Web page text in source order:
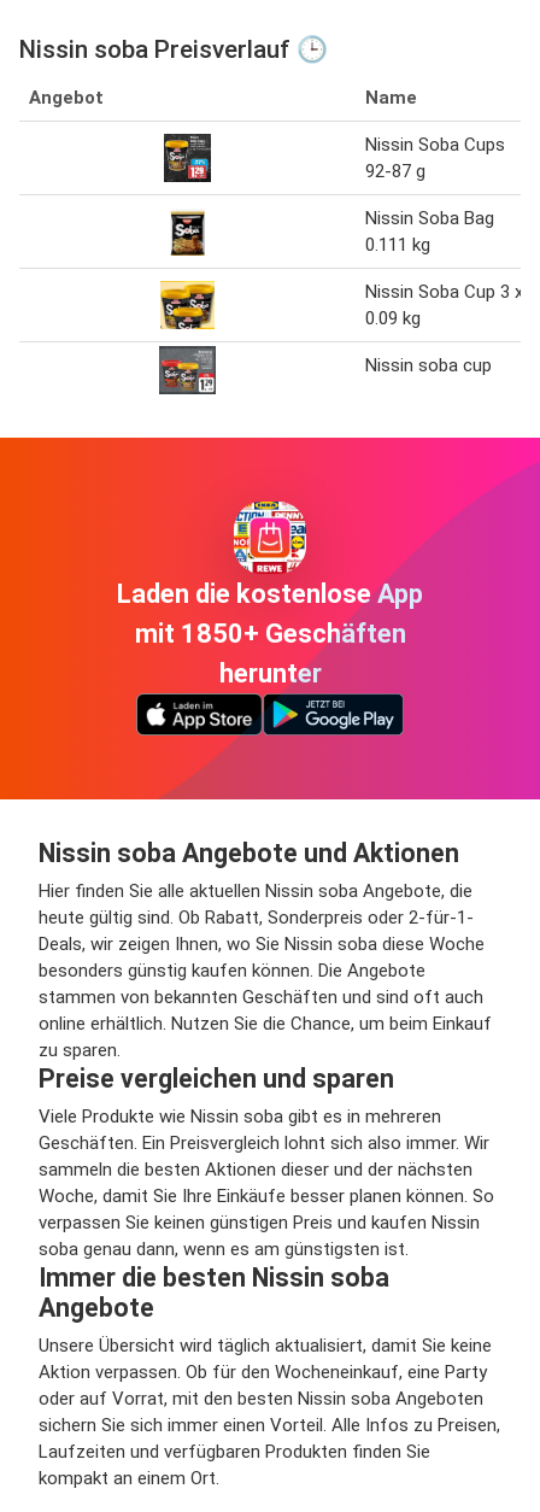
Nissin soba Preisverlauf 🕒
Angebot Name
Nissin Soba Cups
92-87 g
Nissin Soba Bag
0.111 kg
Nissin Soba Cup 3 x
0.09 kg
Nissin soba cup
Laden die kostenlose App
mit 1850+ Geschäften
herunter
Nissin soba Angebote und Aktionen
Hier finden Sie alle aktuellen Nissin soba Angebote, die
heute gültig sind. Ob Rabatt, Sonderpreis oder 2-für-1-
Deals, wir zeigen Ihnen, wo Sie Nissin soba diese Woche
besonders günstig kaufen können. Die Angebote
stammen von bekannten Geschäften und sind oft auch
online erhältlich. Nutzen Sie die Chance, um beim Einkauf
zu sparen.
Preise vergleichen und sparen
Viele Produkte wie Nissin soba gibt es in mehreren
Geschäften. Ein Preisvergleich lohnt sich also immer. Wir
sammeln die besten Aktionen dieser und der nächsten
Woche, damit Sie Ihre Einkäufe besser planen können. So
verpassen Sie keinen günstigen Preis und kaufen Nissin
soba genau dann, wenn es am günstigsten ist.
Immer die besten Nissin soba
Angebote
Unsere Übersicht wird täglich aktualisiert, damit Sie keine
Aktion verpassen. Ob für den Wocheneinkauf, eine Party
oder auf Vorrat, mit den besten Nissin soba Angeboten
sichern Sie sich immer einen Vorteil. Alle Infos zu Preisen,
Laufzeiten und verfügbaren Produkten finden Sie
kompakt an einem Ort.